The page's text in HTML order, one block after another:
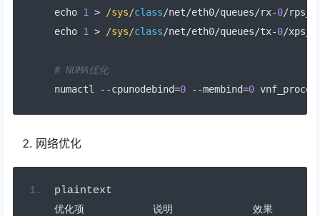
echo 1 > /sys/class/net/eth0/queues/rx-0/
echo 1 > /sys/class/net/eth0/queues/tx-0/
# NUMA优化
numactl
--cpunodebind=0 --membind=0
网络优化
plaintext
优化项 说明
效果